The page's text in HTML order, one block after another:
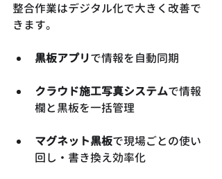
整合作業はデジタル化で大きく改善で
きます。
黒板アプリで情報を自動同期
クラウド施工写真システムで情報
欄と黒板を一括管理
マグネット黒板で現場ごとの使い
回し・書き換え効率化